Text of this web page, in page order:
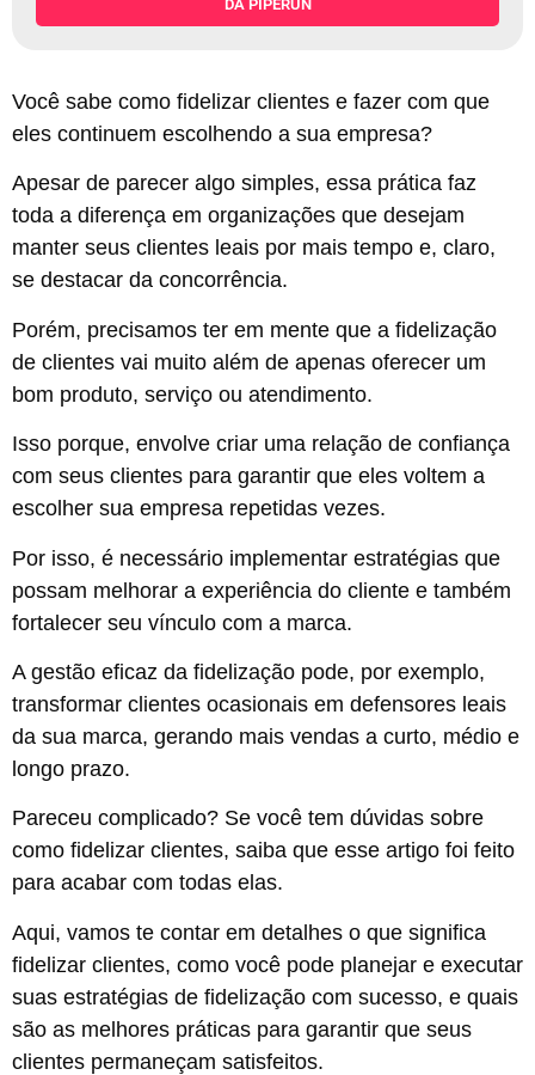
DA PIPERUN
Você sabe como fidelizar clientes e fazer com que
eles continuem escolhendo a sua empresa?
Apesar de parecer algo simples, essa prática faz
toda a diferença em organizações que desejam
manter seus clientes leais por mais tempo e, claro,
se destacar da concorrência.
Porém, precisamos ter em mente que a fidelização
de clientes vai muito além de apenas oferecer um
bom produto, serviço ou atendimento.
Isso porque, envolve criar uma relação de confiança
com seus clientes para garantir que eles voltem a
escolher sua empresa repetidas vezes.
Por isso, é necessário implementar estratégias que
possam melhorar a experiência do cliente e também
fortalecer seu vínculo com a marca.
A gestão eficaz da fidelização pode, por exemplo,
transformar clientes ocasionais em defensores leais
da sua marca, gerando mais vendas a curto, médio e
longo prazo.
Pareceu complicado? Se você tem dúvidas sobre
como fidelizar clientes, saiba que esse artigo foi feito
para acabar com todas elas.
Aqui, vamos te contar em detalhes o que significa
fidelizar clientes, como você pode planejar e executar
suas estratégias de fidelização com sucesso, e quais
são as melhores práticas para garantir que seus
clientes permaneçam satisfeitos.